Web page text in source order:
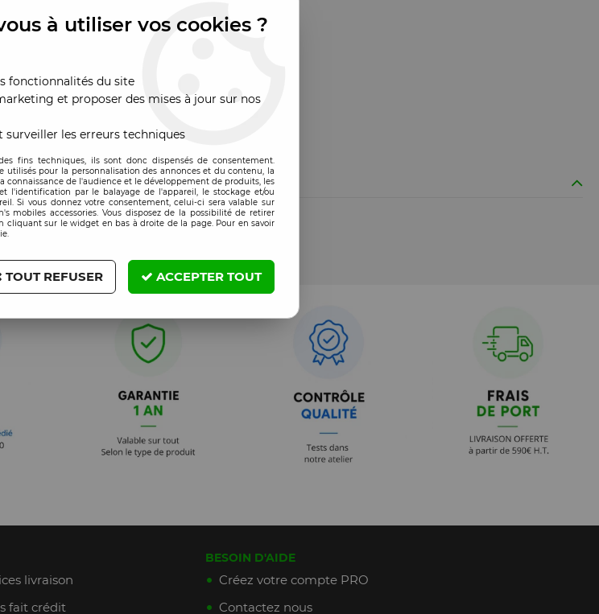
livraison
fait crédit
BESOIN D'AIDE
Créez votre compte PRO
Contactez nous
à utiliser vos cookies ?
fonctionnalités du site
et proposer des mises à jour sur nos
les erreurs techniques
fins techniques, ils sont donc dispensés de consentement.
utilisés pour la personnalisation des annonces et du contenu, la
connaissance de l'audience et le développement de produits, les
l'identification par le balayage de l'appareil, le stockage et/ou
Si vous donnez votre consentement, celui-ci sera valable sur
mobiles accessories. Vous disposez de la possibilité de retirer
sur le widget en bas à droite de la page. Pour en savoir
TOUT REFUSER ACCEPTER TOUT